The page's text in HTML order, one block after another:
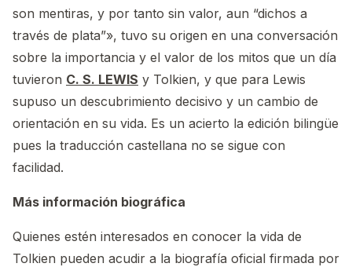
son mentiras, y por tanto sin valor, aun “dichos a
través de plata”», tuvo su origen en una conversación
sobre la importancia y el valor de los mitos que un día
tuvieron C. S. LEWIS y Tolkien, y que para Lewis
supuso un descubrimiento decisivo y un cambio de
orientación en su vida. Es un acierto la edición bilingüe
pues la traducción castellana no se sigue con
facilidad.
Más información biográfica
Quienes estén interesados en conocer la vida de
Tolkien pueden acudir a la biografía oficial firmada por